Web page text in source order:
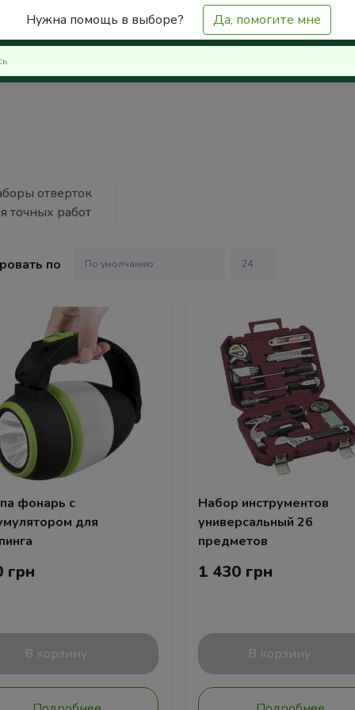
Нужна помощь в выборе? Да, помогите мне
отверток
точных работ
по
фонарь с
для
грн
В корзину
Набор инструментов
универсальный 26
предметов
1 430 грн
В корзину